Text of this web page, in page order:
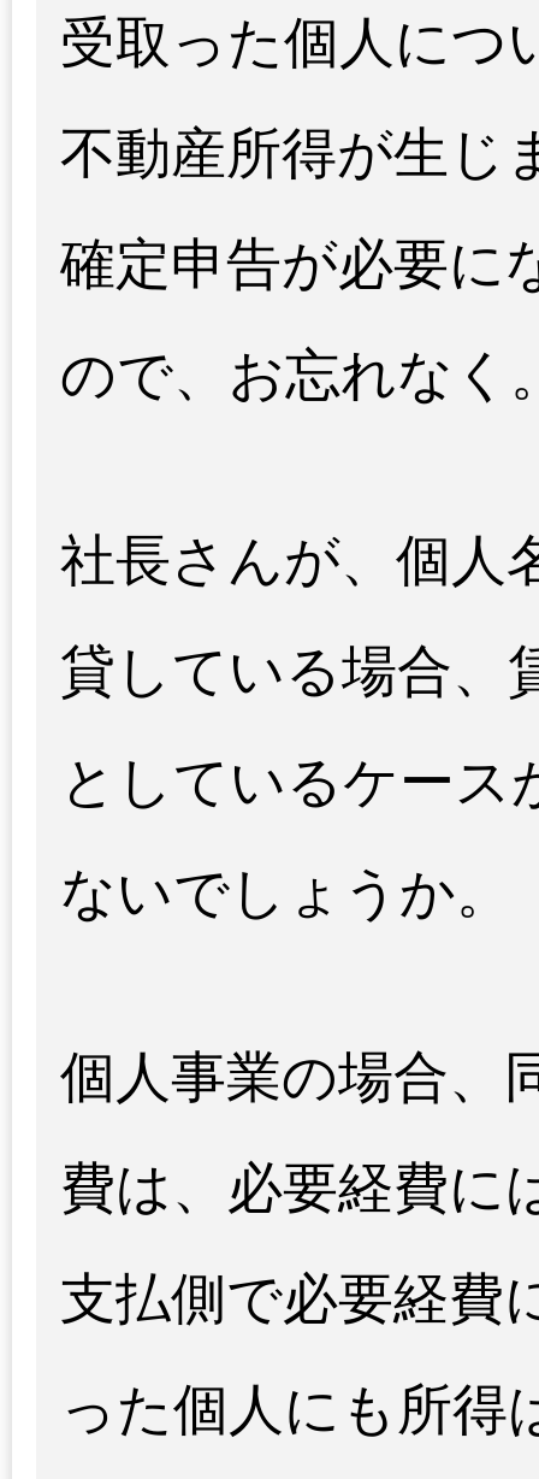
受取った個人につ
不動産所得が生じ
確定申告が必要に
ので、お忘れなく
社長さんが、個人
貸している場合、
としているケース
ないでしょうか。
個人事業の場合、
費は、必要経費に
支払側で必要経費
った個人にも所得